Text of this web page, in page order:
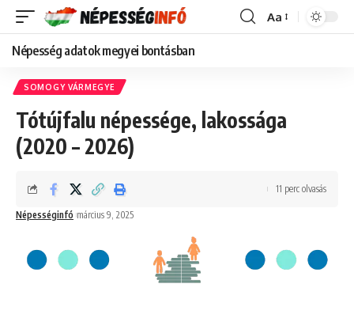
Font
Aa
Népesség adatok megyei bontásban
SOMOGY VÁRMEGYE
Tótújfalu népessége, lakossága
(2020 – 2026)
Népességinfó március 9, 2025
11 perc olvasás